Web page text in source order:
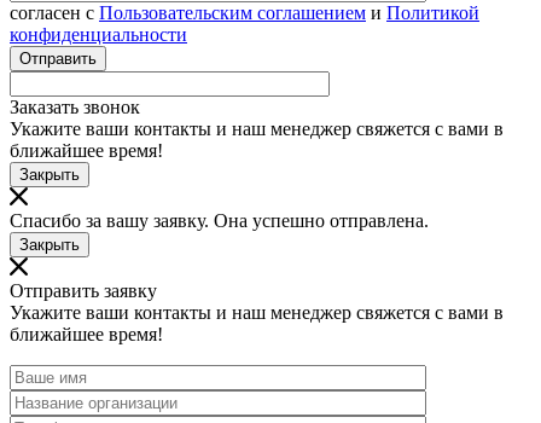
согласен с Пользовательским соглашением и Политикой
конфиденциальности
Заказать звонок
Укажите ваши контакты и наш менеджер свяжется с вами в
ближайшее время!
Закрыть
Спасибо за вашу заявку. Она успешно отправлена.
Закрыть
Отправить заявку
Укажите ваши контакты и наш менеджер свяжется с вами в
ближайшее время!